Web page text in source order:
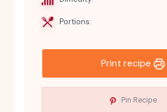
Portions:
Print recipe
Pin Recipe